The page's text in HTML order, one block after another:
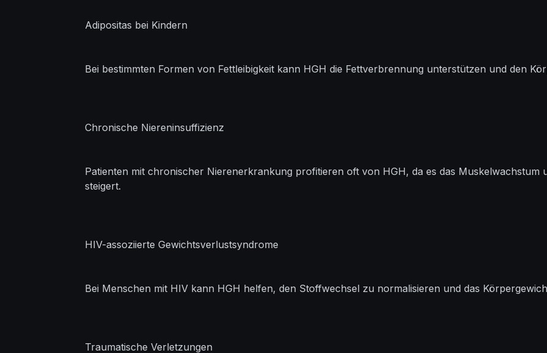
Adipositas bei Kindern
Bei bestimmten Formen von Fettleibigkeit kann HGH die Fettverbrennung unterstützen und den
Chronische Niereninsuffizienz
Patienten mit chronischer Nierenerkrankung profitieren oft von HGH, da es das Muskelwachstum
steigert.
HIV-assoziierte Gewichtsverlustsyndrome
Bei Menschen mit HIV kann HGH helfen, den Stoffwechsel zu normalisieren und das
Traumatische Verletzungen